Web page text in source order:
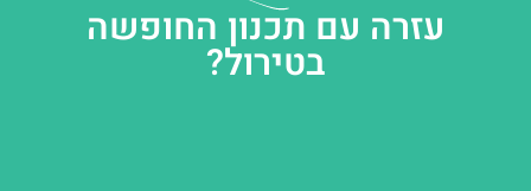
עזרה עם תכנון החופשה
בטירול?